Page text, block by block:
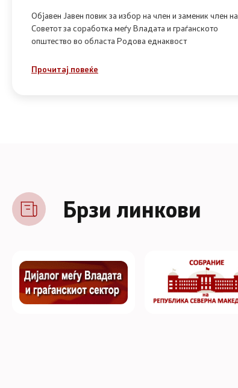
граѓанското општество во областа
Родова еднаквост
Објавен Јавен повик за избор на член и заменик член на
Советот за соработка меѓу Владата и граѓанското
општество во областа Родова еднаквост
Прочитај повеќе
Брзи линкови